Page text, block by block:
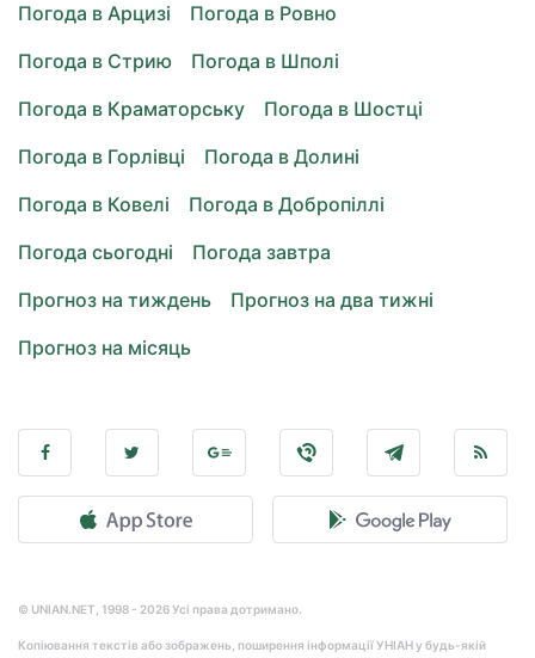
Погода в Арцизі
Погода в Ровно
Погода в Стрию
Погода в Шполі
Погода в Краматорську
Погода в Шостці
Погода в Горлівці
Погода в Долині
Погода в Ковелі
Погода в Добропіллі
Погода сьогодні
Погода завтра
Прогноз на тиждень
Прогноз на два тижні
Прогноз на місяць
© UNIAN.NET, 1998 - 2026 Усі права дотримано.
Копіювання текстів або зображень, поширення інформації УНІАН у будь-якій